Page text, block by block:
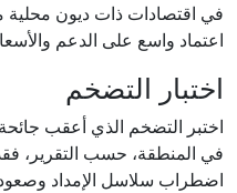
في اقتصادات ذات ديون
اعتماد واسع على الدعم
اختبار التضخم
اختبر التضخم الذي أعقب
في المنطقة، حسب التقرير،
اضطراب سلاسل الإمداد